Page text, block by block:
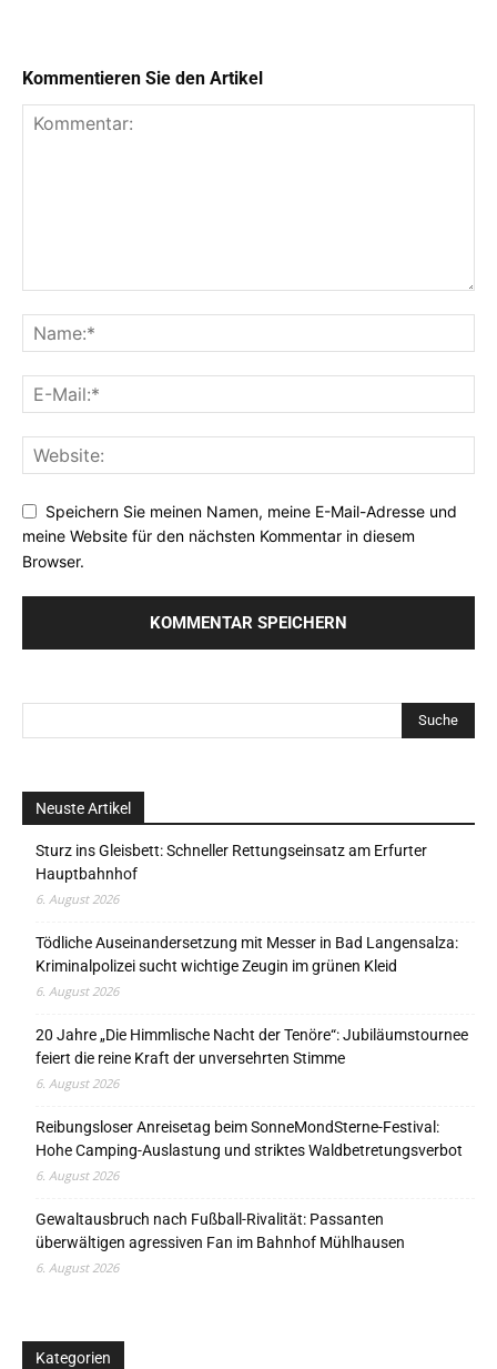
Kommentieren Sie den Artikel
Speichern Sie meinen Namen, meine E-Mail-Adresse und
meine Website für den nächsten Kommentar in diesem
Browser.
Neuste Artikel
Sturz ins Gleisbett: Schneller Rettungseinsatz am Erfurter
Hauptbahnhof
6. August 2026
Tödliche Auseinandersetzung mit Messer in Bad Langensalza:
Kriminalpolizei sucht wichtige Zeugin im grünen Kleid
6. August 2026
20 Jahre „Die Himmlische Nacht der Tenöre“: Jubiläumstournee
feiert die reine Kraft der unversehrten Stimme
6. August 2026
Reibungsloser Anreisetag beim SonneMondSterne-Festival:
Hohe Camping-Auslastung und striktes Waldbetretungsverbot
6. August 2026
Gewaltausbruch nach Fußball-Rivalität: Passanten
überwältigen agressiven Fan im Bahnhof Mühlhausen
6. August 2026
Kategorien